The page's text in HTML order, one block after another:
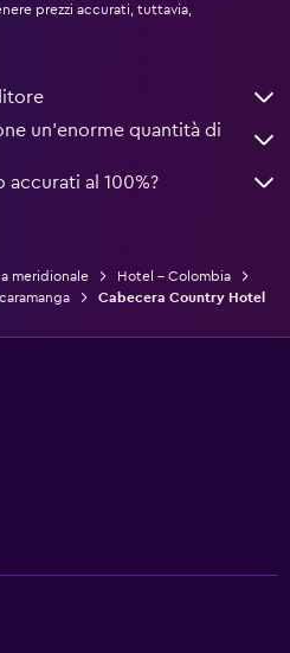
prezzi accurati, tuttavia,
un’enorme quantità di
accurati al 100%?
meridionale
Hotel - Colombia
Cabecera Country Hotel